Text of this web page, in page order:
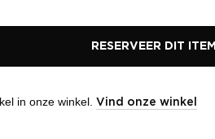
RESERVEER DIT ITEM
in onze winkel. Vind onze winkel